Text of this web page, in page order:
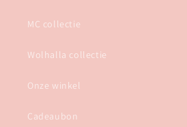
MC collectie
Wolhalla collectie
Onze winkel
Cadeaubon